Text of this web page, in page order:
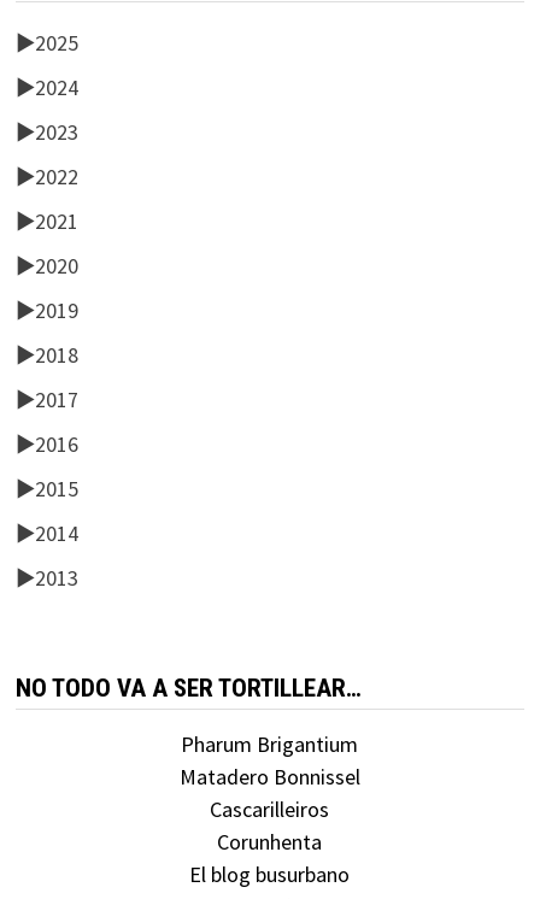
►2025
►2024
►2023
►2022
►2021
►2020
►2019
►2018
►2017
►2016
►2015
►2014
►2013
NO TODO VA A SER TORTILLEAR…
Pharum Brigantium
Matadero Bonnissel
Cascarilleiros
Corunhenta
El blog busurbano